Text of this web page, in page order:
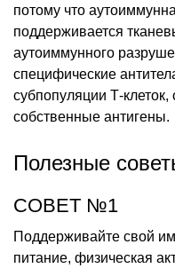
потому что
поддерживается
аутоиммунного
специфические
субпопуляции Т-
собственные антигены.
Полезные
СОВЕТ №1
Поддерживайте свой
питание, физическая